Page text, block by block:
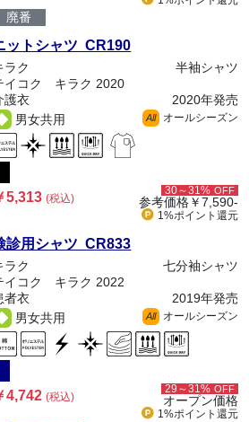
廃番
ットシャツ CR190
ラク
半袖シャツ
イコク キラク 2020
護衣
2020年発売
男女共用
All オールシーズン
5,313(税込)
30～31% OFF
参考価格￥7,590-
1%ポイント 還元
診用シャツ CR833
ラク
七分袖シャツ
イコク キラク 2022
者衣
2019年発売
男女共用
All オールシーズン
4,742(税込)
29～31% OFF
オープン価格
1%ポイント 還元